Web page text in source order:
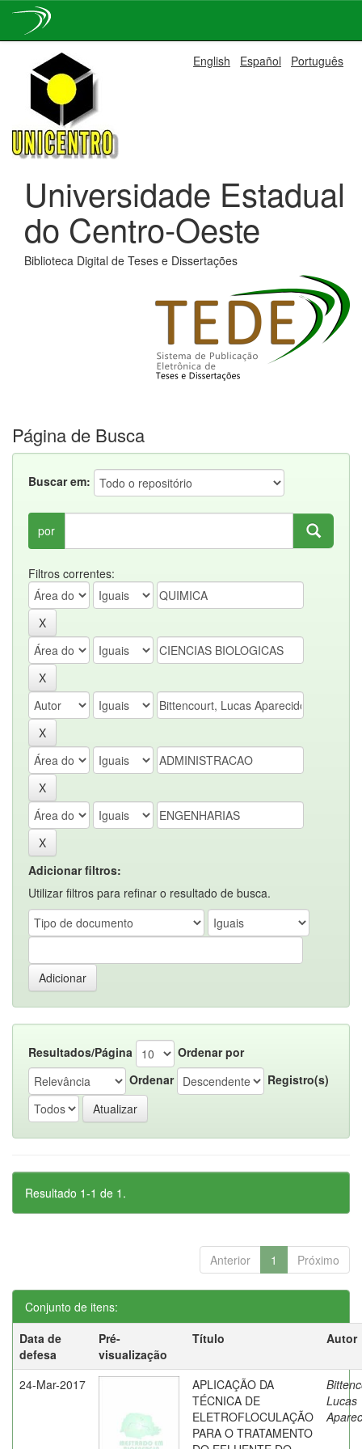
navigation
English Español Português
Universidade Estadual
do Centro-Oeste
Biblioteca Digital de Teses e Dissertações
Página de Busca
Buscar em:
por
Filtros correntes:
Adicionar filtros:
Utilizar filtros para refinar o resultado de busca.
Resultados/Página
Ordenar por
Ordenar
Registro(s)
Resultado 1-1 de 1.
Anterior 1 Próximo
Conjunto de itens:
Data de
defesa
Pré-
visualização
Título Autor
24-Mar-2017
APLICAÇÃO DA
TÉCNICA DE
ELETROFLOCULAÇÃO
PARA O TRATAMENTO
Lucas